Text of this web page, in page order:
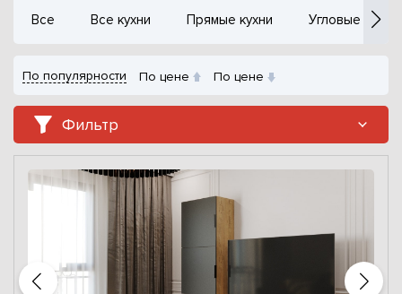
Все Все кухни Прямые кухни Угловые кухни
Фильтр
По популярности По цене По цене